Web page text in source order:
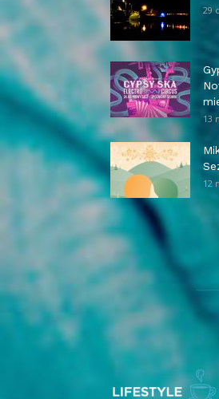
29
13
12